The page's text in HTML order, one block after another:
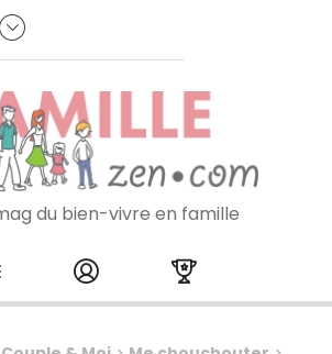
à la newsletter
du bien-vivre en famille
Skip to content
cookies